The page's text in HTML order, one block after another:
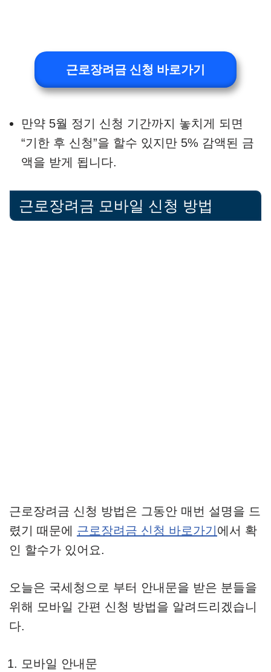
근로장려금 신청 바로가기
만약 5월 정기 신청 기간까지 놓치게 되면
“기한 후 신청”을 할수 있지만 5% 감액된 금
액을 받게 됩니다.
근로장려금 모바일 신청 방법
근로장려금 신청 방법은 그동안 매번 설명을 드
렸기 때문에 근로장려금 신청 바로가기 에서 확
인 할수가 있어요.
오늘은 국세청으로 부터 안내문을 받은 분들을
위해 모바일 간편 신청 방법을 알려드리겠습니
다.
모바일 안내문